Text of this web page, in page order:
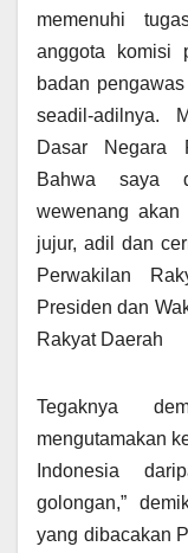
memenuhi
anggota komisi
badan
seadil-adilnya.
Dasar Negara
Bahwa saya
wewenang akan
jujur, adil dan
Perwakilan
Presiden dan
Rakyat Daerah
Tegaknya
mengutamakan
Indonesia
golongan,”
yang dibacakan